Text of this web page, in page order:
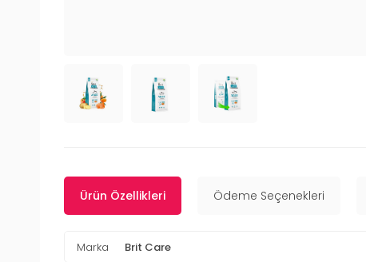
Ürün Özellikleri Ödeme Seçenekleri
Marka Brit Care